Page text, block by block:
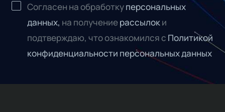
Согласен на обработкуперсональных
данных, на получениерассылоки
подтверждаю, что ознакомился с Политикой
конфиденциальности персональных данных